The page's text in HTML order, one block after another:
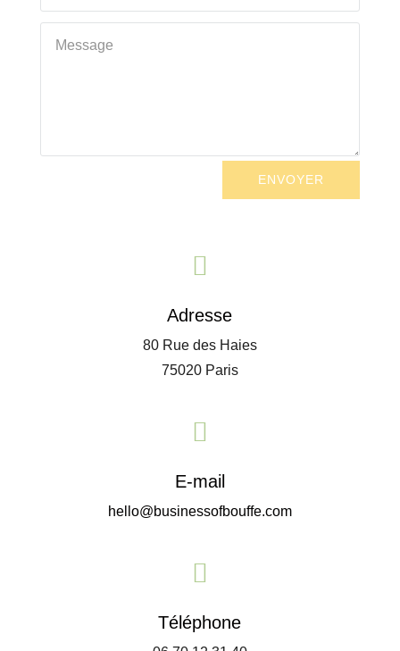
ENVOYER

Adresse
80 Rue des Haies
75020 Paris

E-mail
hello@businessofbouffe.com

Téléphone